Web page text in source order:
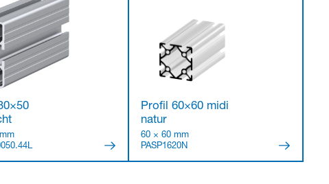
Profil 60×60 midi
natur
60 × 60 mm
PASP1620N